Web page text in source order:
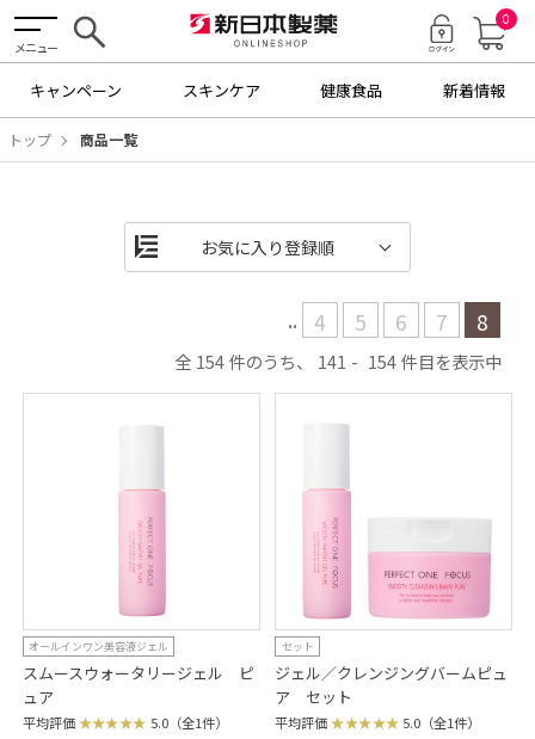
メニュー
0
キャンペーン スキンケア 健康食品 新着情報
トップ 商品一覧
.. 4 5 6 7 8
154 141 154
オールインワン美容液ジェル
スムースウォータリージェル ピ
ュア
平均評価 5.0（全1件）
セット
ジェル／クレンジングバームピュ
ア セット
平均評価 5.0（全1件）